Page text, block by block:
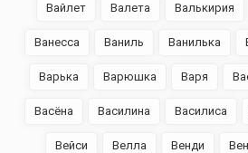
Вайлет Валета Валькирия
Ванесса Ваниль Ванилька
Варька Варюшка Варя
Васёна Василина Василиса
Вейси Велла Венди